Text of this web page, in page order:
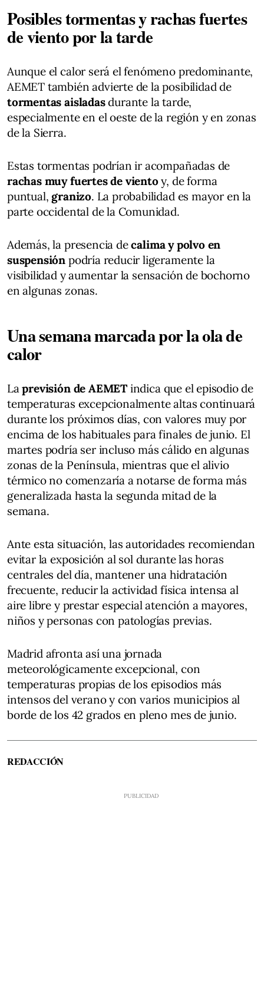
Posibles tormentas y rachas fuertes
de viento por la tarde
Aunque el calor será el fenómeno predominante,
AEMET también advierte de la posibilidad de
tormentas aisladasdurante la tarde,
especialmente en el oeste de la región y en zonas
de la Sierra.
Estas tormentas podrían ir acompañadas de
rachas muy fuertes de vientoy, de forma
puntual, granizo. La probabilidad es mayor en la
parte occidental de la Comunidad.
Además, la presencia decalima y polvo en
suspensión podría reducir ligeramente la
visibilidad y aumentar la sensación de bochorno
en algunas zonas.
Una semana marcada por la ola de
calor
Laprevisión de AEMET indica que el episodio de
temperaturas excepcionalmente altas continuará
durante los próximos días, con valores muy por
encima de los habituales para finales de junio. El
martes podría ser incluso más cálido en algunas
zonas de la Península, mientras que el alivio
térmico no comenzaría a notarse de forma más
generalizada hasta la segunda mitad de la
semana.
Ante esta situación, las autoridades recomiendan
evitar la exposición al sol durante las horas
centrales del día, mantener una hidratación
frecuente, reducir la actividad física intensa al
aire libre y prestar especial atención a mayores,
niños y personas con patologías previas.
Madrid afronta así una jornada
meteorológicamente excepcional, con
temperaturas propias de los episodios más
intensos del verano y con varios municipios al
borde de los 42 grados en pleno mes de junio.
REDACCIÓN